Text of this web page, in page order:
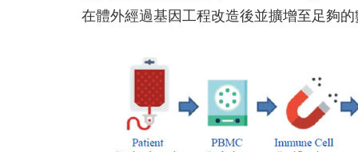
在體外經過基因工程改造後並擴增至足夠